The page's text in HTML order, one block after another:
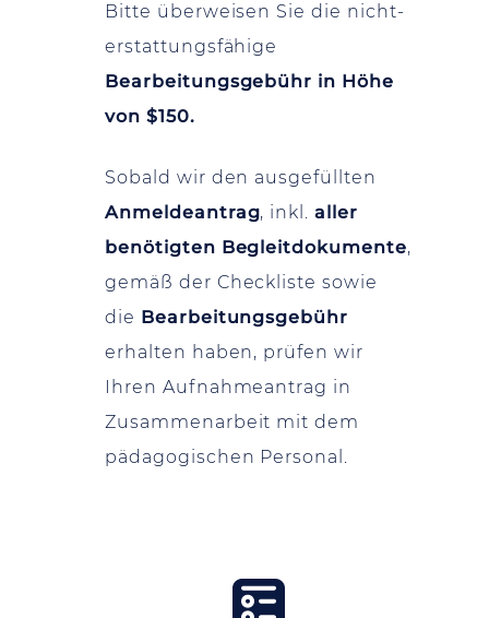
Bitte überweisen Sie die nicht-
erstattungsfähige
Bearbeitungsgebühr in Höhe
von $150.
Sobald wir den ausgefüllten
Anmeldeantrag, inkl.aller
benötigten Begleitdokumente,
gemäß der Checkliste sowie
die Bearbeitungsgebühr
erhalten haben, prüfen wir
Ihren Aufnahmeantrag in
Zusammenarbeit mit dem
pädagogischen Personal.